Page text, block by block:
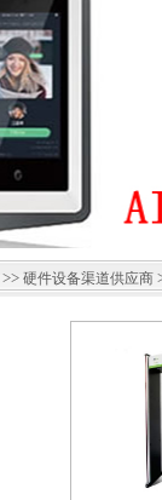
>> 硬件设备渠道供应商